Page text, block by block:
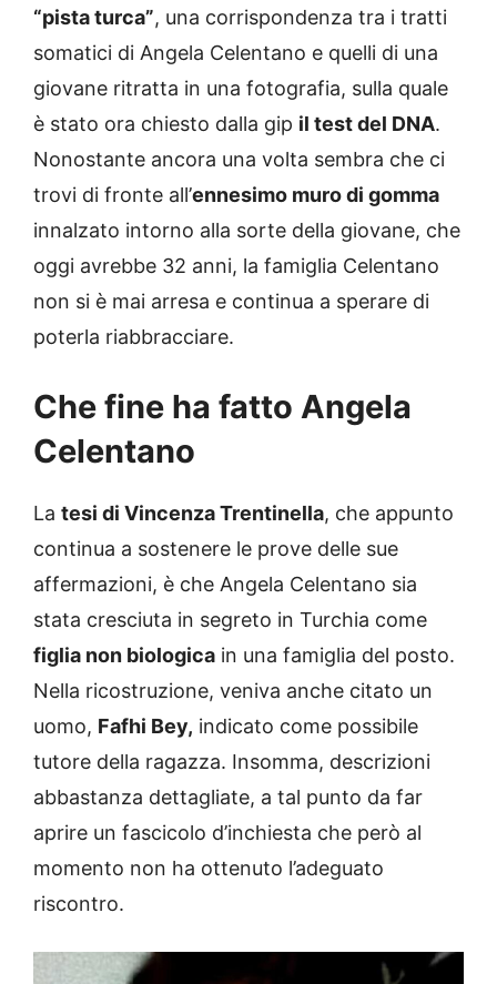
“pista turca”, una corrispondenza tra i tratti
somatici di Angela Celentano e quelli di una
giovane ritratta in una fotografia, sulla quale
è stato ora chiesto dalla gip il test del DNA.
Nonostante ancora una volta sembra che ci
trovi di fronte all’ennesimo muro di gomma
innalzato intorno alla sorte della giovane, che
oggi avrebbe 32 anni, la famiglia Celentano
non si è mai arresa e continua a sperare di
poterla riabbracciare.
Che fine ha fatto Angela
Celentano
La tesi di Vincenza Trentinella, che appunto
continua a sostenere le prove delle sue
affermazioni, è che Angela Celentano sia
stata cresciuta in segreto in Turchia come
figlia non biologica in una famiglia del posto.
Nella ricostruzione, veniva anche citato un
uomo, Fafhi Bey, indicato come possibile
tutore della ragazza. Insomma, descrizioni
abbastanza dettagliate, a tal punto da far
aprire un fascicolo d’inchiesta che però al
momento non ha ottenuto l’adeguato
riscontro.